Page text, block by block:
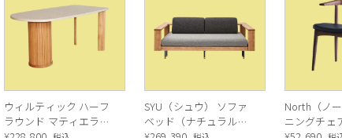
ウィルティック ハーフ
ラウンド マティエラ塗
SYU（シュウ） ソファ
ベッド（ナチュラル）
North（ノ
ニングチェ